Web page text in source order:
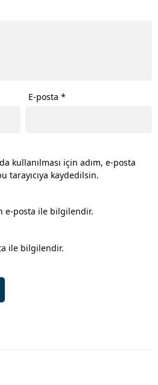
E-posta*
kullanılması için adım, e-posta
tarayıcıya kaydedilsin.
e-posta ile bilgilendir.
ile bilgilendir.